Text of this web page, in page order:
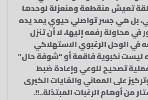
تعيش منقطعة ومنعزلة لوحدها
بل هي جسر تواصلي حيوي يمد يده
في محاولة رفعه إليها، لا أن تنزل
في الوحل الرغبوي الاستهلاكي
نخبوية فاقعة أو “شوفة حال”
تصحيح للوعي وإعادة ضبط
على المعاني والغايات الكبرى
من أوهام الرغبات المبتذلة..!!.